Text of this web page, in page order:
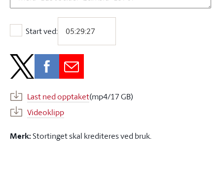
Start ved:
Start ved:
Last ned opptaket(mp4/17 GB)
Videoklipp
Merk:Stortinget skal krediteres ved bruk.